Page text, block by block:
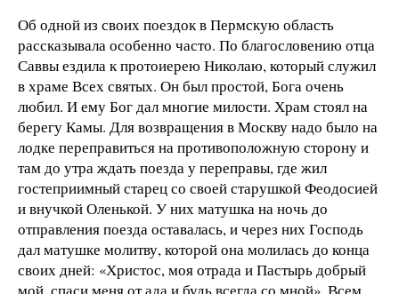
Об одной из своих поездок в Пермскую область
рассказывала особенно часто. По благословению отца
Саввы ездила к протоиерею Николаю, который служил
в храме Всех святых. Он был простой, Бога очень
любил. И ему Бог дал многие милости. Храм стоял на
берегу Камы. Для возвращения в Москву надо было на
лодке переправиться на противоположную сторону и
там до утра ждать поезда у переправы, где жил
гостеприимный старец со своей старушкой Феодосией
и внучкой Оленькой. У них матушка на ночь до
отправления поезда оставалась, и через них Господь
дал матушке молитву, которой она молилась до конца
своих дней: «Христос, моя отрада и Пастырь добрый
мой, спаси меня от ада и будь всегда со мной». Всем